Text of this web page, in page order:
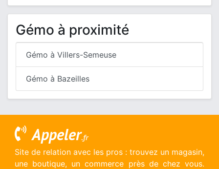
Gémo à proximité
Gémo à Villers-Semeuse
Gémo à Bazeilles
Appeler.fr
Site de relation avec les pros : trouvez un magasin,
une boutique, un commerce près de chez vous.